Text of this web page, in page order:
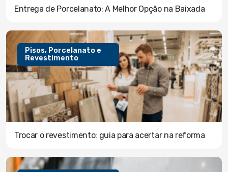
Entrega de Porcelanato: A Melhor Opção na Baixada
Pisos, Porcelanato e
Revestimento
Trocar o revestimento: guia para acertar na reforma